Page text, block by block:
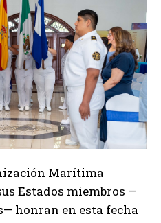
Marítima
Estados miembros —
honran en esta fecha